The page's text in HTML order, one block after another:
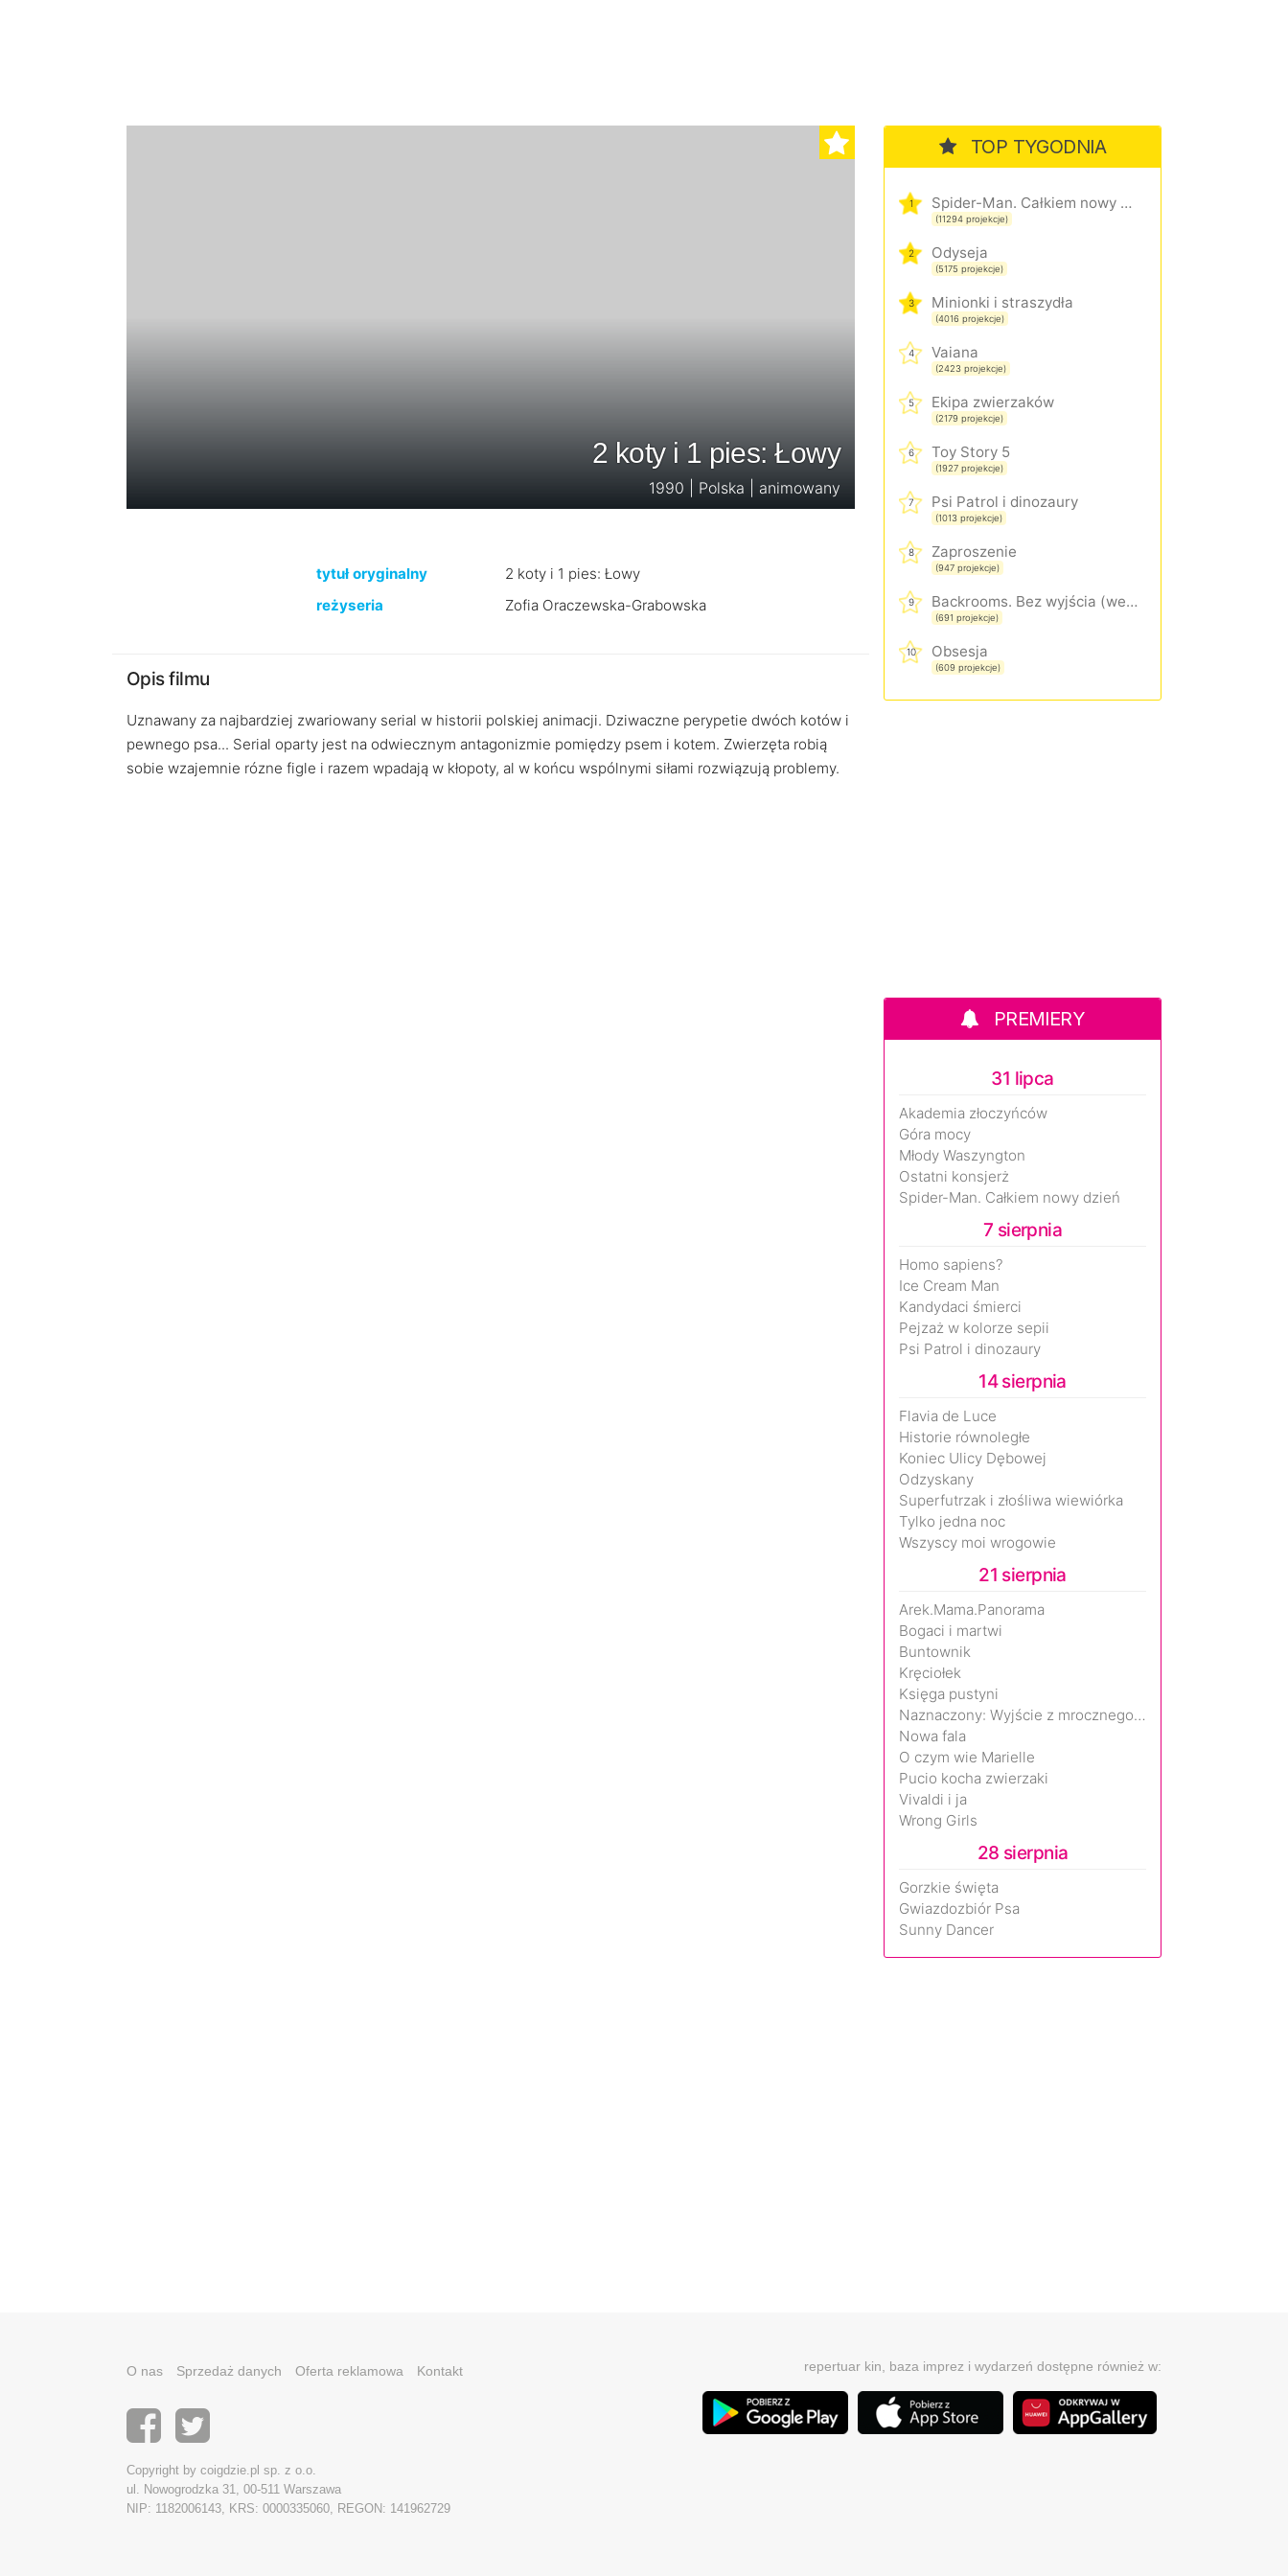
2 koty i 1 pies: Łowy
1990 | Polska | animowany
tytuł oryginalny
2 koty i 1 pies: Łowy
reżyseria
Zofia Oraczewska-Grabowska
Opis filmu
Uznawany za najbardziej zwariowany serial w historii polskiej animacji. Dziwaczne perypetie dwóch kotów i
pewnego psa... Serial oparty jest na odwiecznym antagonizmie pomiędzy psem i kotem. Zwierzęta robią
sobie wzajemnie rózne figle i razem wpadają w kłopoty, al w końcu wspólnymi siłami rozwiązują problemy.
TOP TYGODNIA
1 Spider-Man. Całkiem nowy dzień
(11294 projekcje)
2 Odyseja
(5175 projekcje)
3 Minionki i straszydła
(4016 projekcje)
4 Vaiana
(2423 projekcje)
5 Ekipa zwierzaków
(2179 projekcje)
6 Toy Story 5
(1927 projekcje)
7 Psi Patrol i dinozaury
(1013 projekcje)
8 Zaproszenie
(947 projekcje)
9 Backrooms. Bez wyjścia (wersja rozszerzona)
(691 projekcje)
10 Obsesja
(609 projekcje)
PREMIERY
31 lipca
Akademia złoczyńców
Góra mocy
Młody Waszyngton
Ostatni konsjerż
Spider-Man. Całkiem nowy dzień
7 sierpnia
Homo sapiens?
Ice Cream Man
Kandydaci śmierci
Pejzaż w kolorze sepii
Psi Patrol i dinozaury
14 sierpnia
Flavia de Luce
Historie równoległe
Koniec Ulicy Dębowej
Odzyskany
Superfutrzak i złośliwa wiewiórka
Tylko jedna noc
Wszyscy moi wrogowie
21 sierpnia
Arek.Mama.Panorama
Bogaci i martwi
Buntownik
Kręciołek
Księga pustyni
Naznaczony: Wyjście z mrocznego wymiaru
Nowa fala
O czym wie Marielle
Pucio kocha zwierzaki
Vivaldi i ja
Wrong Girls
28 sierpnia
Gorzkie święta
Gwiazdozbiór Psa
Sunny Dancer
O nas Sprzedaż danych Oferta reklamowa Kontakt
Copyright by coigdzie.pl sp. z o.o.
ul. Nowogrodzka 31, 00-511 Warszawa
NIP: 1182006143, KRS: 0000335060, REGON: 141962729
repertuar kin, baza imprez i wydarzeń dostępne również w: